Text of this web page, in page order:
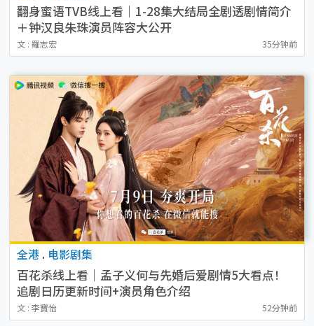
翻身蜜语TVB线上看｜1-28集大结局全剧透剧情简介
＋钟汉良朱珠演员阵容大公开
文 : 羅志宏 35分钟前
全港 . 电影剧集
百花杀线上看｜孟子义何与先婚后爱剧情5大看点！
追剧日历更新时间+演员角色介绍
文 : 李寶怡 52分钟前